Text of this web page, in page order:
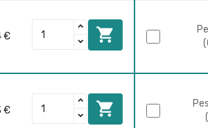
€ 
€ 